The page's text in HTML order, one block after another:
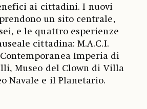
ai cittadini. I nuovi
un sito centrale,
e le quattro esperienze
cittadina: M.A.C.I.
Imperia di
Museo del Clown di Villa
Navale e il Planetario.